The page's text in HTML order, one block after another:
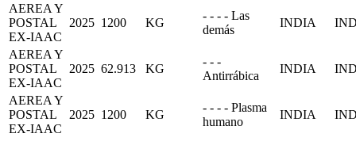
AEREA Y
POSTAL
EX-IAAC
2025 1200 KG
- - - - Las
demás
INDIA
AEREA Y
POSTAL
EX-IAAC
2025 62.913 KG
- - -
Antirrábica
INDIA
AEREA Y
POSTAL
EX-IAAC
2025 1200 KG
- - - - Plasma
humano
INDIA